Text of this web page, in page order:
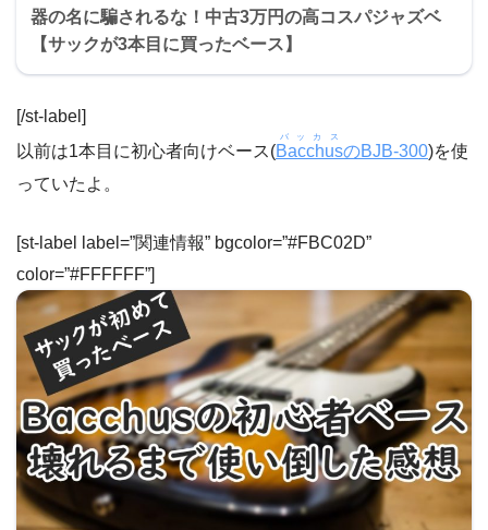
器の名に騙されるな！中古3万円の高コスパジャズベ
【サックが3本目に買ったベース】
[/st-label]
以前は1本目に初心者向けベース(Bacchus
バッカス
のBJB-300)を使
っていたよ。
[st-label label=”関連情報” bgcolor=”#FBC02D”
color=”#FFFFFF”]